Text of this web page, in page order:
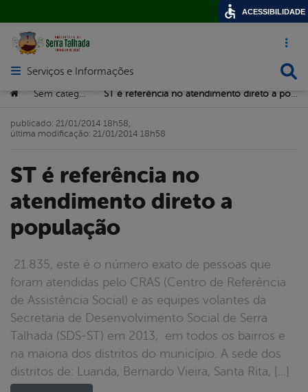
Acesso
Abrir menu principal de navegação
Serviços e Informações
Você está aqui:
> > ST é referência no atendimento direto a população
ST é referência no
atendimento direto a
população
21.835, este é o número exato de pessoas que
foram atendidas pelo CRAS (Centro de Referência
de Assistência Social) e as equipes volantes da
Secretaria de Desenvolvimento Social de Serra
Talhada (SDS-ST) em 2013, em todos os bairros e
na maioria dos distritos do município. A sede dos
distritos de: Luanda, Bernardo Vieira, Santa Rita, […]
publicado: 21/01/2014 18h58,
última modificação: 21/01/2014 18h58
ACESSIBILIDADE